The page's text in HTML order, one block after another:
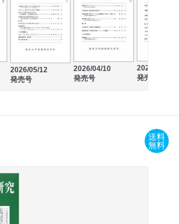
2026/05/12
発売号
2026/04/10
発売号
2026/03/12
発売号
送料
無料